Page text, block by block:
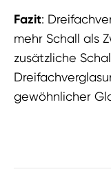
Fazit:
mehr Schall als
zusätzliche
gewöhnlicher